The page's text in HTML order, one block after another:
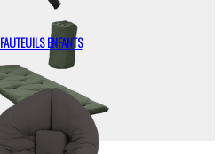
FAUTEUILS ENFANTS